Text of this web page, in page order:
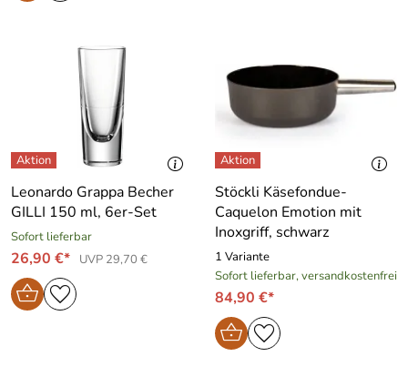
Leonardo Grappa Becher
GILLI 150 ml, 6er-Set
Sofort lieferbar
26,90 €* UVP 29,70 €
Stöckli Käsefondue-
Caquelon Emotion mit
Inoxgriff, schwarz
1 Variante
Sofort lieferbar, versandkostenfrei
84,90 €*